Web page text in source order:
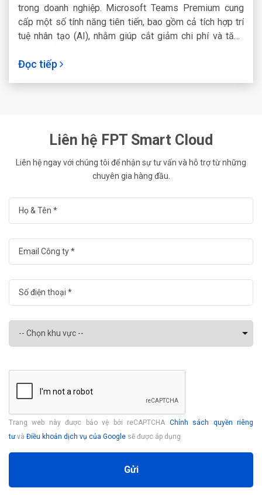
trong doanh nghiệp. Microsoft Teams Premium cung
cấp một số tính năng tiên tiến, bao gồm cả tích hợp trí
tuệ nhân tạo (AI), nhằm giúp cắt giảm chi phí và tăng
Đọc tiếp
Liên hệ FPT Smart Cloud
Liên hệ ngay với chúng tôi để nhận sự tư vấn và hỗ trợ từ những
chuyên gia hàng đầu.
Trang web này được bảo vệ bởi reCAPTCHA Chính sách quyền riêng
tưvà Điều khoản dịch vụ của Google sẽ được áp dụng
Gửi